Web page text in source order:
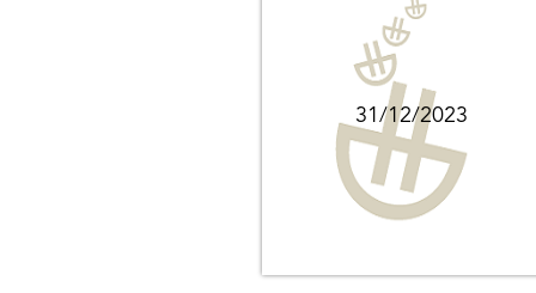
31/12/2023